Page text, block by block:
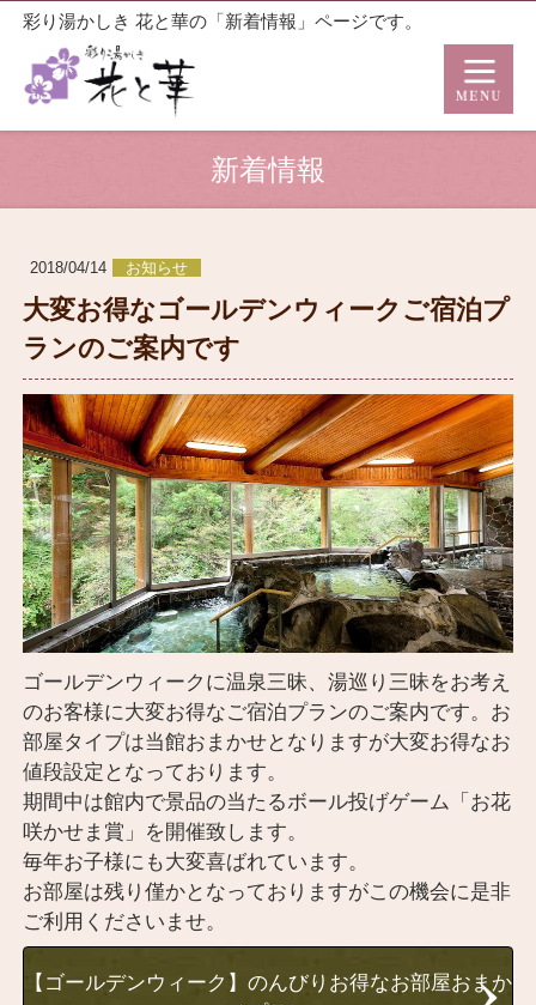
彩り湯かしき 花と華の「新着情報」ページです。
新着情報
2018/04/14 お知らせ
大変お得なゴールデンウィークご宿泊プ
ランのご案内です
ゴールデンウィークに温泉三昧、湯巡り三昧をお考え
のお客様に大変お得なご宿泊プランのご案内です。お
部屋タイプは当館おまかせとなりますが大変お得なお
値段設定となっております。
期間中は館内で景品の当たるボール投げゲーム「お花
咲かせま賞」を開催致します。
毎年お子様にも大変喜ばれています。
お部屋は残り僅かとなっておりますがこの機会に是非
ご利用くださいませ。
【ゴールデンウィーク】のんびりお得なお部屋おまか